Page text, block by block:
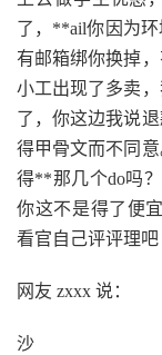
了，**ail你因为
有邮箱绑你换掉
小工出现了多卖
了，你这边我说
得甲骨文而不同
得**那几个do吗
你这不是得了便
看官自己评评理吧
网友 zxxx 说：
沙